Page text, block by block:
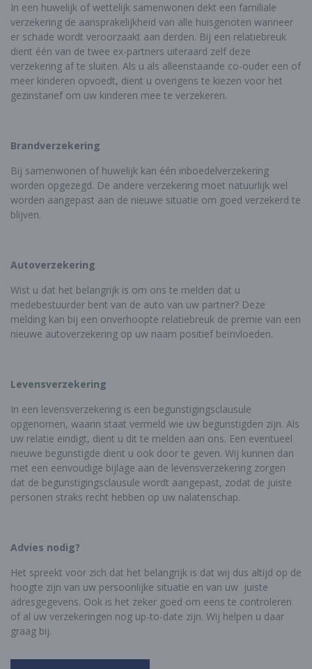
In een huwelijk of wettelijk samenwonen dekt een familiale
verzekering de aansprakelijkheid van alle huisgenoten wanneer
er schade wordt veroorzaakt aan derden. Bij een relatiebreuk
dient één van de twee ex-partners uiteraard zelf deze
verzekering af te sluiten. Als u als alleenstaande co-ouder een of
meer kinderen opvoedt, dient u overigens te kiezen voor het
gezinstarief om uw kinderen mee te verzekeren.
Brandverzekering
Bij samenwonen of huwelijk kan één inboedelverzekering
worden opgezegd. De andere verzekering moet natuurlijk wel
worden aangepast aan de nieuwe situatie om goed verzekerd te
blijven.
Autoverzekering
Wist u dat het belangrijk is om ons te melden dat u
medebestuurder bent van de auto van uw partner? Deze
melding kan bij een onverhoopte relatiebreuk de premie van een
nieuwe autoverzekering op uw naam positief beïnvloeden.
Levensverzekering
In een levensverzekering is een begunstigingsclausule
opgenomen, waarin staat vermeld wie uw begunstigden zijn. Als
uw relatie eindigt, dient u dit te melden aan ons. Een eventueel
nieuwe begunstigde dient u ook door te geven. Wij kunnen dan
met een eenvoudige bijlage aan de levensverzekering zorgen
dat de begunstigingsclausule wordt aangepast, zodat de juiste
personen straks recht hebben op uw nalatenschap.
Advies nodig?
Het spreekt voor zich dat het belangrijk is dat wij dus altijd op de
hoogte zijn van uw persoonlijke situatie en van uw juiste
adresgegevens. Ook is het zeker goed om eens te controleren
of al uw verzekeringen nog up-to-date zijn. Wij helpen u daar
graag bij.